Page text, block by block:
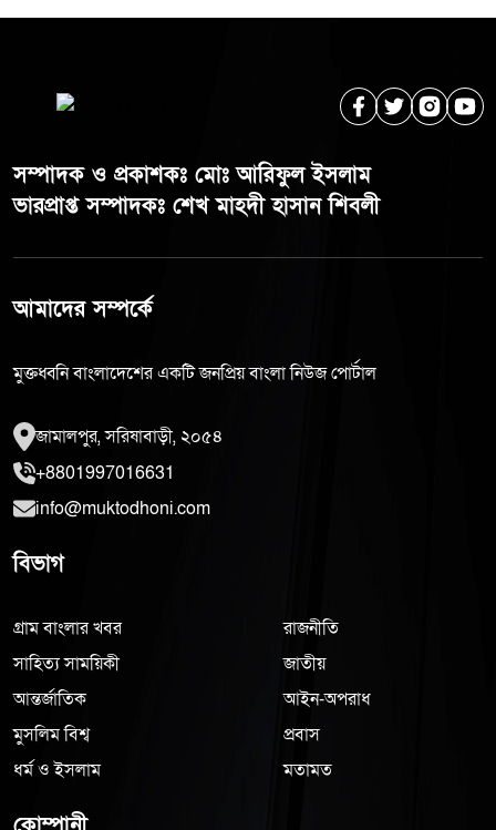
সম্পাদক ও প্রকাশকঃ মোঃ আরিফুল ইসলাম
ভারপ্রাপ্ত সম্পাদকঃ শেখ মাহদী হাসান শিবলী
আমাদের সম্পর্কে
মুক্তধ্বনি বাংলাদেশের একটি জনপ্রিয় বাংলা নিউজ পোর্টাল
জামালপুর, সরিষাবাড়ী, ২০৫৪
+8801997016631
info@muktodhoni.com
বিভাগ
গ্রাম বাংলার খবর
সাহিত্য সাময়িকী
আন্তর্জাতিক
মুসলিম বিশ্ব
ধর্ম ও ইসলাম
রাজনীতি
জাতীয়
আইন-অপরাধ
প্রবাস
মতামত